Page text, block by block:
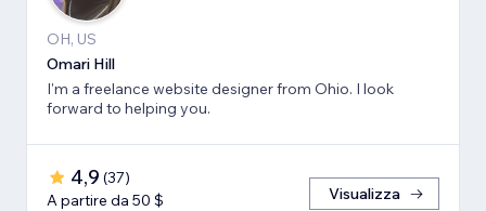
OH, US
Omari Hill
I'm a freelance website designer from Ohio. I look
forward to helping you.
4,9 (37)
A partire da 50 $
Visualizza